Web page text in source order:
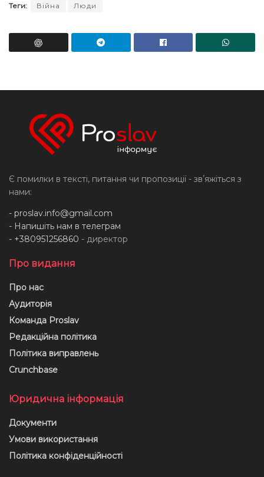
Теги: Війна Люди
Є помилки в тексті, питання чи пропозиції - звʼяжіться з
нами:
- proslav.info@gmail.com
- Напишіть нам в телеграм
- +380951256860 - директор
Про видання
Про нас
Аудиторія
Команда Proslav
Редакційна політика
Політика виправлень
Crunchbase
Юридична інформація
Документи
Умови використання
Політика конфіденційності